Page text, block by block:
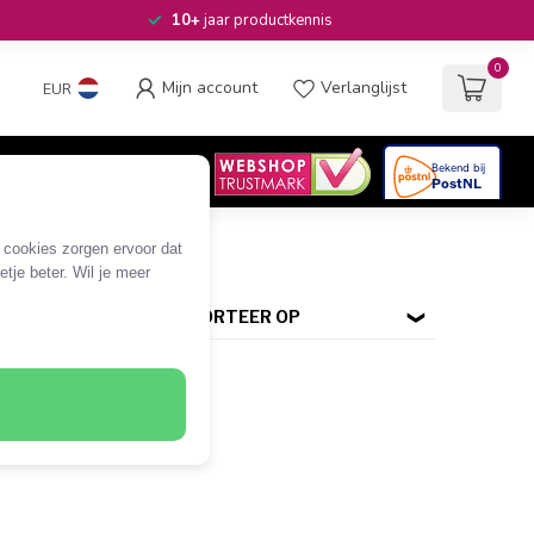
zorgen ervoor dat
beter. Wil je meer
10+jaar productkennis
EUR Mijn account Verlanglijst
0
SORTEER OP